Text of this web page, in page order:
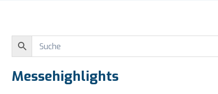
Messehighlights